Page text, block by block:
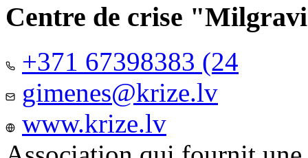
Centre de crise
+371 67398383 (24
gimenes@krize.lv
www.krize.lv